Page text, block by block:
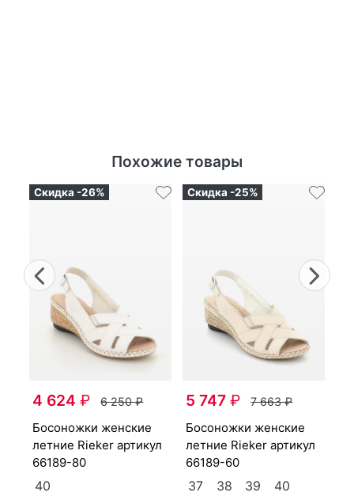
Похожие товары
Previous
Скидка -26%
4 624₽ 6 250₽
бо­сонож­ки женс­кие
лет­ние Ri­eker артикул
66189-80
40
Скидка -25%
5 747₽ 7 663₽
бо­сонож­ки женс­кие
лет­ние Ri­eker артикул
66189-60
37 38 39 40